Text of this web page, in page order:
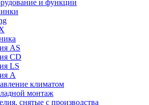
и функции
AS
CD
LS
A
климатом
монтаж
снятые с производства